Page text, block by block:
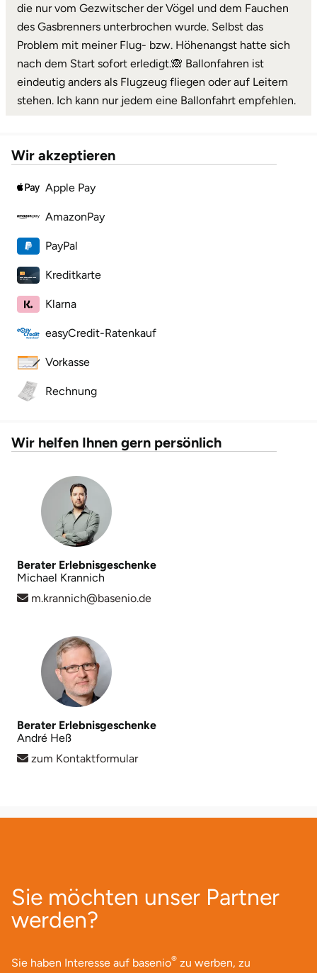
die nur vom Gezwitscher der Vögel und dem Fauchen
des Gasbrenners unterbrochen wurde. Selbst das
Problem mit meiner Flug- bzw. Höhenangst hatte sich
nach dem Start sofort erledigt.🙈 Ballonfahren ist
eindeutig anders als Flugzeug fliegen oder auf Leitern
stehen. Ich kann nur jedem eine Ballonfahrt empfehlen.
Wir akzeptieren
Apple Pay
AmazonPay
PayPal
Kreditkarte
Klarna
easyCredit-Ratenkauf
Vorkasse
Rechnung
Wir helfen Ihnen gern persönlich
Berater Erlebnisgeschenke
Michael Krannich
m.krannich@basenio.de
Berater Erlebnisgeschenke
André Heß
zum Kontaktformular
Sie möchten unser Partner
werden?
Sie haben Interesse auf basenio® zu werben, zu